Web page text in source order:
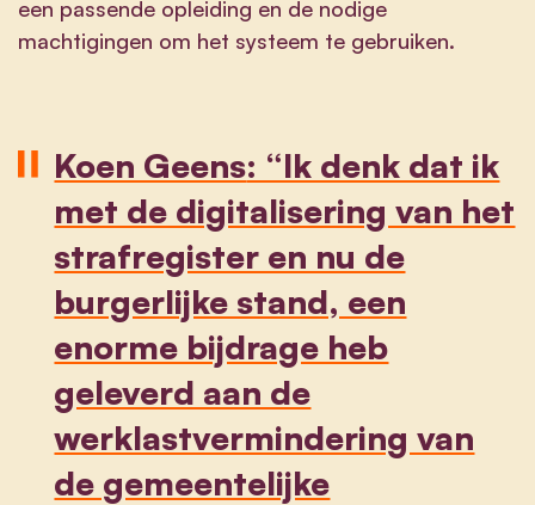
een passende opleiding en de nodige
machtigingen om het systeem te gebruiken.
Koen Geens: “Ik denk dat ik
met de digitalisering van het
strafregister en nu de
burgerlijke stand, een
enorme bijdrage heb
geleverd aan de
werklastvermindering van
de gemeentelijke